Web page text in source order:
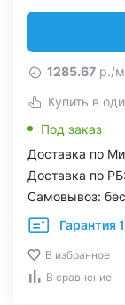
1285.67 р./
Купить в
Под заказ
Доставка по
Доставка по
Самовывоз:
Гарантия
В избранное
В сравнение